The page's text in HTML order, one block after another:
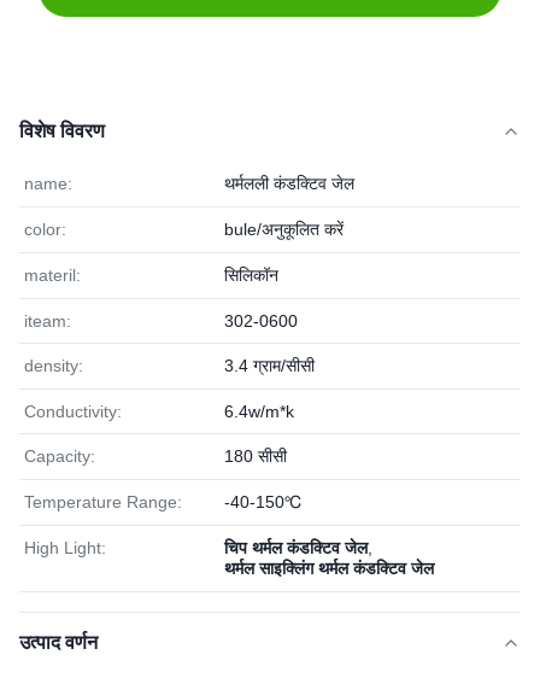
विशेष विवरण
name: थर्मलली कंडक्टिव जेल
color: bule/अनुकूलित करें
materil: सिलिकॉन
iteam: 302-0600
density: 3.4 ग्राम/सीसी
Conductivity: 6.4w/m*k
Capacity: 180 सीसी
Temperature Range: -40-150℃
High Light: चिप थर्मल कंडक्टिव जेल,
थर्मल साइक्लिंग थर्मल कंडक्टिव जेल
उत्पाद वर्णन